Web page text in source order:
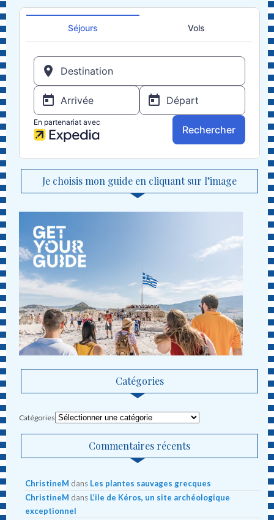
Je choisis mon guide en cliquant sur l’image
Catégories
Catégories
Commentaires récents
ChristineM dans Les plantes sauvages grecques
ChristineM dans L’ile de Kéros, un site archéologique
exceptionnel